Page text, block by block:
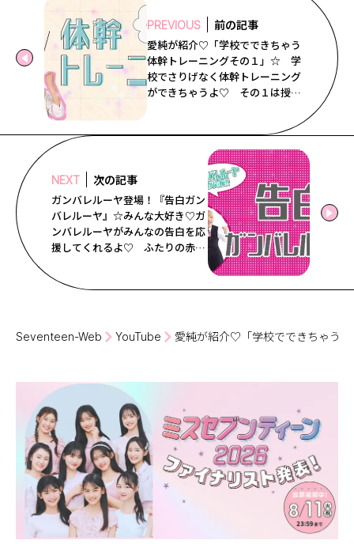
ST member
新規会員登録・ログイン
PREVIOUS 前の記事
愛純が紹介♡「学校でできちゃう
体幹トレーニングその１」☆ 学
校でさりげなく体幹トレーニング
ができちゃうよ♡ その１は授業
中にできるトレーニングから！
NEXT 次の記事
ガンバレルーヤ登場！『告白ガン
バレルーヤ』☆みんな大好き♡ガ
ンバレルーヤがみんなの告白を応
援してくれるよ♡ ふたりの赤
Seventeen-Web YouTube 愛純が紹介♡「学校でできちゃう